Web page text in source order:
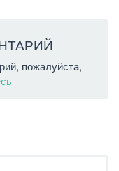
пожалуйста,